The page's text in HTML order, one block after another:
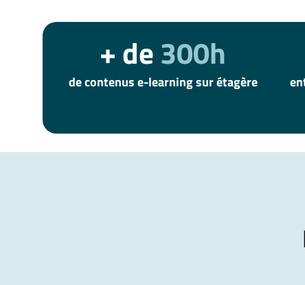
+ de300h
de contenus e-learning sur étagère